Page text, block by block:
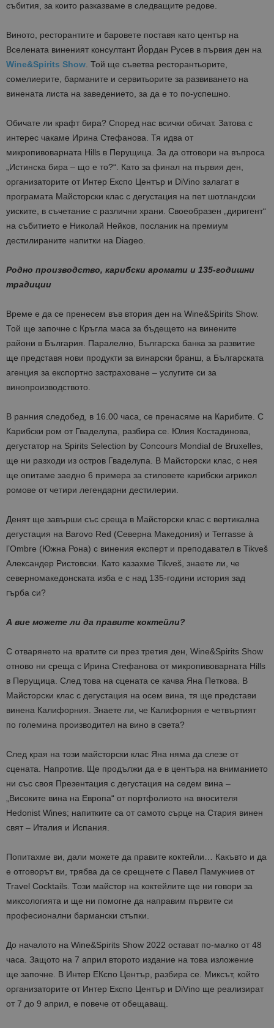
събития, за които разказваме в следващите редове.
Виното, ресторантите и баровете поставя като център на
Вселената виненият консултант Йордан Русев в първия ден на
Wine&Spirits Show. Той ще съветва ресторантьорите,
сомелиерите, барманите и сервитьорите за развиването на
винената листа на заведението, за да е то по-успешно.
Обичате ли крафт бира? Според нас всички обичат. Затова с
интерес чакаме Ирина Стефанова. Тя идва от
микропивоварната Hills в Перущица. За да отговори на въпроса
„Истинска бира – що е то?“. Като за финал на първия ден,
организаторите от Интер Експо Център и DiVino залагат в
програмата Майсторски клас с дегустация на пет шотландски
уиските, в съчетание с различни храни. Своеобразен „диригент“
на събитието е Николай Нейков, посланик на премиум
дестилираните напитки на Diageo.
Родно производство, карибски аромати и 135-годишни
традиции
Време е да се пренесем във втория ден на Wine&Spirits Show.
Той ще започне с Кръгла маса за бъдещето на винените
райони в България. Паралелно, Българска банка за развитие
ще представя нови продукти за винарски бранш, а Българската
агенция за експортно застраховане – услугите си за
винопроизводството.
В ранния следобед, в 16.00 часа, се пренасяме на Карибите. С
Карибски ром от Гваделупа, разбира се. Юлия Костадинова,
дегустатор на Spirits Selection by Concours Mondial de Bruxelles,
ще ни разходи из остров Гваделупа. В Майсторски клас, с нея
ще опитаме заедно 6 примера за стиловете карибски агрикол
ромове от четири легендарни дестилерии.
Денят ще завърши със среща в Майсторски клас с вертикална
дегустация на Barovo Red (Северна Македония) и Terrasse à
l’Ombre (Южна Рона) с винения експерт и преподавател в Tikveš
Александер Ристовски. Като казахме Tikveš, знаете ли, че
северномакедонската изба е с над 135-години история зад
гърба си?
А вие можете ли да правите коктейли?
С отварянето на вратите си през третия ден, Wine&Spirits Show
отново ни среща с Ирина Стефанова от микропивоварната Hills
в Перущица. След това на сцената се качва Яна Петкова. В
Майсторски клас с дегустация на осем вина, тя ще представи
винена Калифорния. Знаете ли, че Калифорния е четвъртият
по големина производител на вино в света?
След края на този майсторски клас Яна няма да слезе от
сцената. Напротив. Ще продължи да е в центъра на вниманието
ни със своя Презентация с дегустация на седем вина –
„Високите вина на Европа“ от портфолиото на вносителя
Hedonist Wines; напитките са от самото сърце на Стария винен
свят – Италия и Испания.
Попитахме ви, дали можете да правите коктейли… Какъвто и да
е отговорът ви, трябва да се срещнете с Павел Памукчиев от
Travel Cocktails. Този майстор на коктейлите ще ни говори за
миксологията и ще ни помогне да направим първите си
професионални бармански стъпки.
До началото на Wine&Spirits Show 2022 остават по-малко от 48
часа. Защото на 7 април второто издание на това изложение
ще започне. В Интер ЕКспо Център, разбира се. Миксът, който
организаторите от Интер Експо Център и DiVino ще реализират
от 7 до 9 април, е повече от обещаващ.